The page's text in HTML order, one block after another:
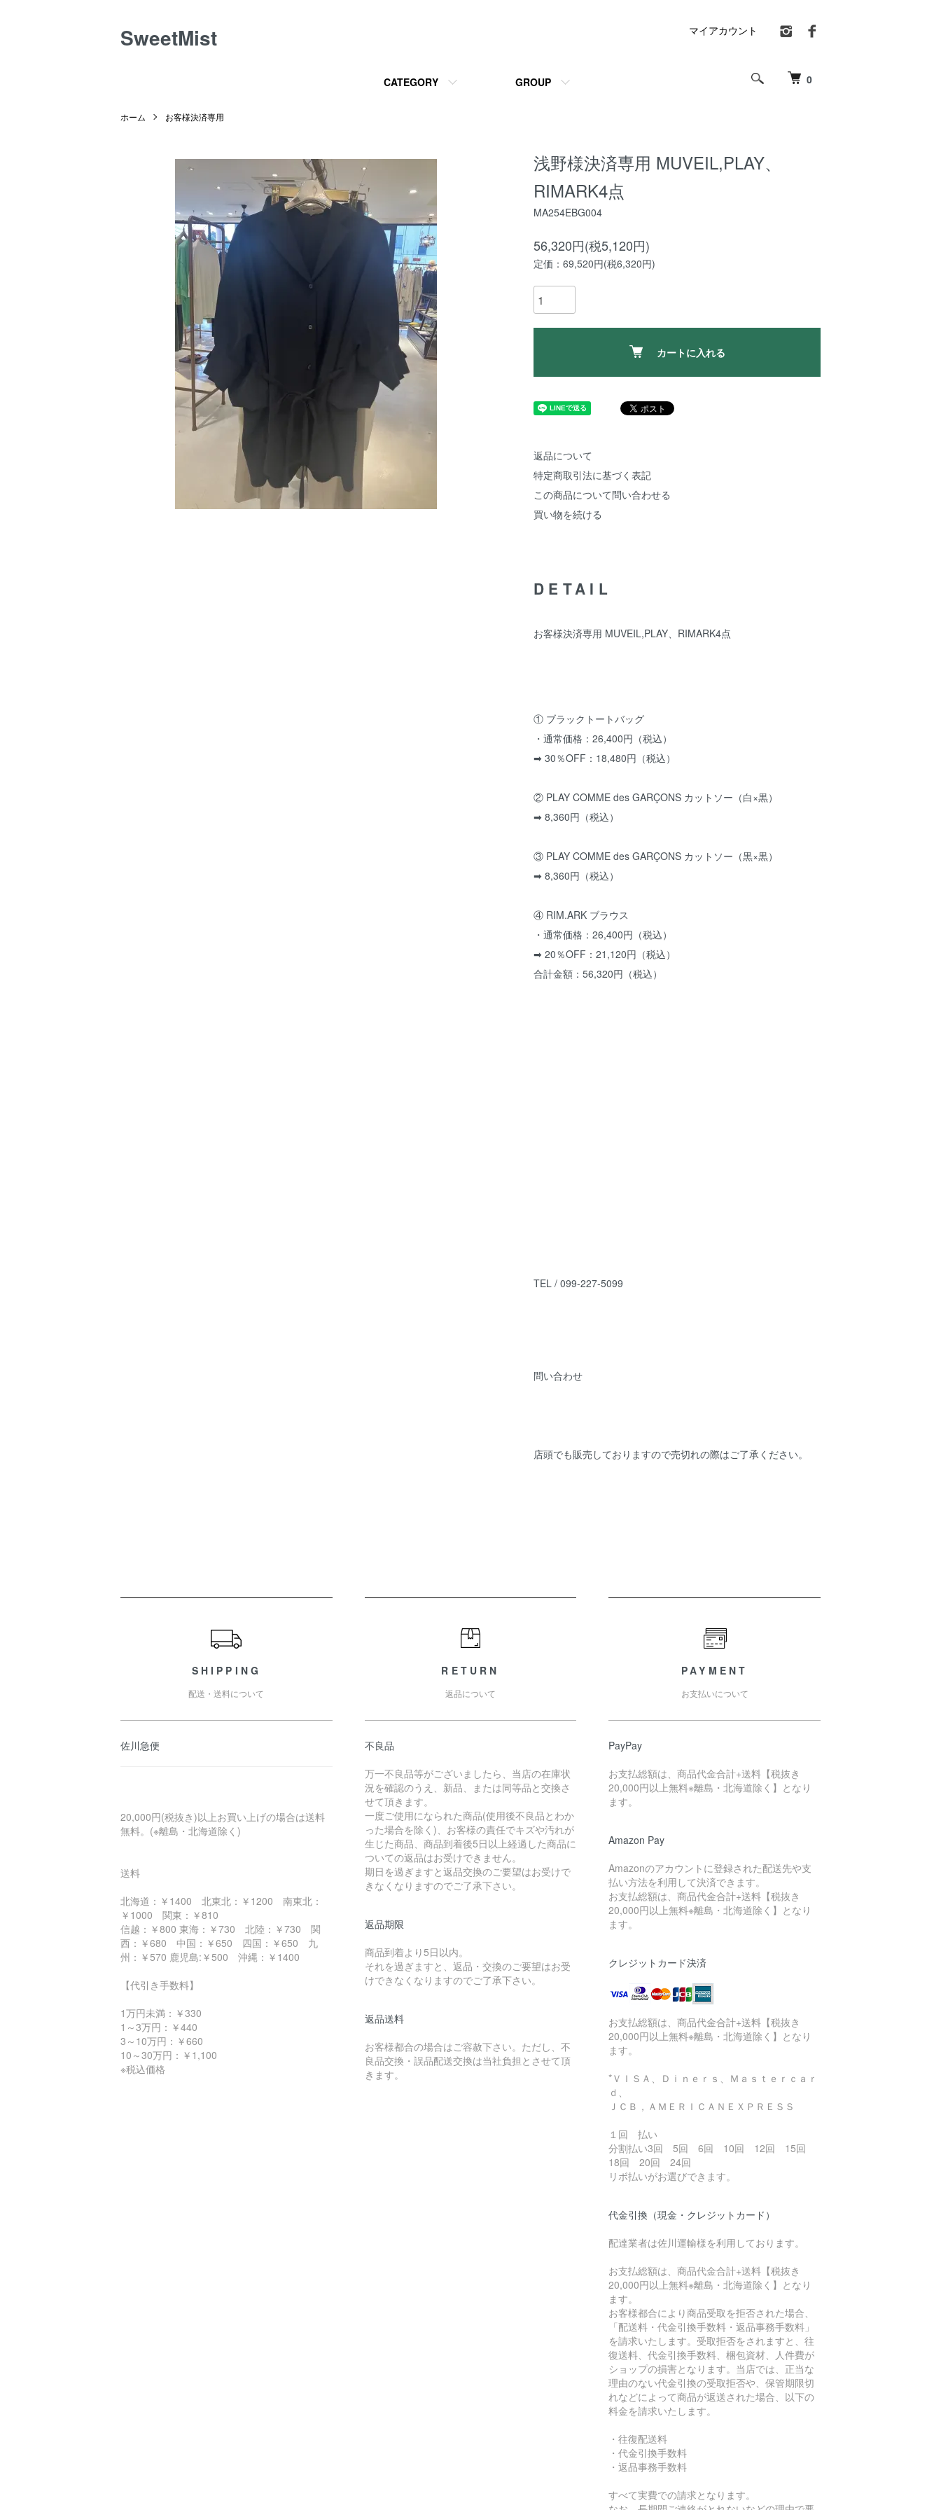
SweetMist
0
CATEGORY GROUP
マイアカウント
ホーム お客様決済専用
浅野様決済専用 MUVEIL,PLAY、
RIMARK4点
MA254EBG004
56,320円(税5,120円)
定価：69,520円(税6,320円)
カートに入れる
返品について
特定商取引法に基づく表記
この商品について問い合わせる
買い物を続ける
DETAIL
お客様決済専用 MUVEIL,PLAY、RIMARK4点
① ブラックトートバッグ
・通常価格：26,400円（税込）
➡ 30％OFF：18,480円（税込）
② PLAY COMME des GARÇONS カットソー（白×黒）
➡ 8,360円（税込）
③ PLAY COMME des GARÇONS カットソー（黒×黒）
➡ 8,360円（税込）
④ RIM.ARK ブラウス
・通常価格：26,400円（税込）
➡ 20％OFF：21,120円（税込）
合計金額：56,320円（税込）
TEL / 099-227-5099
問い合わせ
店頭でも販売しておりますので売切れの際はご了承ください。
SHIPPING
配送・送料について
佐川急便
20,000円(税抜き)以上お買い上げの場合は送料
無料。(※離島・北海道除く)
送料
北海道：￥1400 北東北：￥1200 南東北：
￥1000 関東：￥810
信越：￥800 東海：￥730 北陸：￥730 関
西：￥680 中国：￥650 四国：￥650 九
州：￥570 鹿児島:￥500 沖縄：￥1400
【代引き手数料】
1万円未満：￥330
1～3万円：￥440
3～10万円：￥660
10～30万円：￥1,100
※税込価格
RETURN
返品について
不良品
万一不良品等がございましたら、当店の在庫状
況を確認のうえ、新品、または同等品と交換さ
せて頂きます。
一度ご使用になられた商品(使用後不良品とわか
った場合を除く)、お客様の責任でキズや汚れが
生じた商品、商品到着後5日以上経過した商品に
ついての返品はお受けできません。
期日を過ぎますと返品交換のご要望はお受けで
きなくなりますのでご了承下さい。
返品期限
商品到着より5日以内。
それを過ぎますと、返品・交換のご要望はお受
けできなくなりますのでご了承下さい。
返品送料
お客様都合の場合はご容赦下さい。ただし、不
良品交換・誤品配送交換は当社負担とさせて頂
きます。
PAYMENT
お支払いについて
PayPay
お支払総額は、商品代金合計+送料【税抜き
20,000円以上無料※離島・北海道除く】となり
ます。
Amazon Pay
Amazonのアカウントに登録された配送先や支
払い方法を利用して決済できます。
お支払総額は、商品代金合計+送料【税抜き
20,000円以上無料※離島・北海道除く】となり
ます。
クレジットカード決済
お支払総額は、商品代金合計+送料【税抜き
20,000円以上無料※離島・北海道除く】となり
ます。
*ＶＩＳＡ、Ｄｉｎｅｒｓ、Ｍａｓｔｅｒｃａｒ
ｄ、
ＪＣＢ，ＡＭＥＲＩＣＡＮＥＸＰＲＥＳＳ
１回 払い
分割払い3回 5回 6回 10回 12回 15回
18回 20回 24回
リボ払いがお選びできます。
代金引換（現金・クレジットカード）
配達業者は佐川運輸様を利用しております。
お支払総額は、商品代金合計+送料【税抜き
20,000円以上無料※離島・北海道除く】となり
ます。
お客様都合により商品受取を拒否された場合、
「配送料・代金引換手数料・返品事務手数料」
を請求いたします。受取拒否をされますと、往
復送料、代金引換手数料、梱包資材、人件費が
ショップの損害となります。当店では、正当な
理由のない代金引換の受取拒否や、保管期限切
れなどによって商品が返送された場合、以下の
料金を請求いたします。
・往復配送料
・代金引換手数料
・返品事務手数料
すべて実費での請求となります。